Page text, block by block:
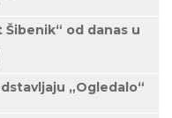
Šibenik“ od danas u
„Ogledalo“